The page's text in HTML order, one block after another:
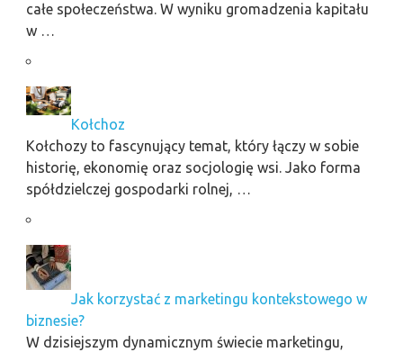
całe społeczeństwa. W wyniku gromadzenia kapitału
w …
Kołchoz
Kołchozy to fascynujący temat, który łączy w sobie
historię, ekonomię oraz socjologię wsi. Jako forma
spółdzielczej gospodarki rolnej, …
Jak korzystać z marketingu kontekstowego w
biznesie?
W dzisiejszym dynamicznym świecie marketingu,